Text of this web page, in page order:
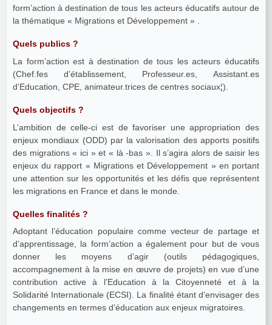
form’action à destination de tous les acteurs éducatifs autour de
la thématique « Migrations et Développement » .
Quels publics ?
La form’action est à destination de tous les acteurs éducatifs
(Chef.fes d’établissement, Professeur.es, Assistant.es
d’Education, CPE, animateur.trices de centres sociaux¦).
Quels objectifs ?
L’ambition de celle-ci est de favoriser une appropriation des
enjeux mondiaux (ODD) par la valorisation des apports positifs
des migrations « ici » et « là -bas ». Il s’agira alors de saisir les
enjeux du rapport « Migrations et Développement » en portant
une attention sur les opportunités et les défis que représentent
les migrations en France et dans le monde.
Quelles finalités ?
Adoptant l’éducation populaire comme vecteur de partage et
d’apprentissage, la form’action a également pour but de vous
donner les moyens d’agir (outils pédagogiques,
accompagnement à la mise en œuvre de projets) en vue d’une
contribution active à l’Education à la Citoyenneté et à la
Solidarité Internationale (ECSI). La finalité étant d’envisager des
changements en termes d’éducation aux enjeux migratoires.